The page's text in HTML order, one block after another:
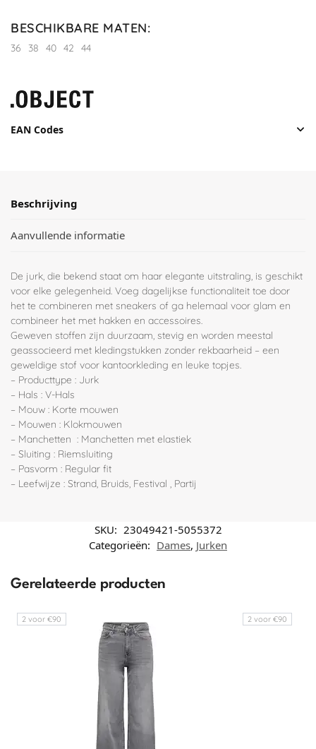
BESCHIKBARE MATEN:
36 38 40 42 44
EAN Codes
Beschrijving
Aanvullende informatie
De jurk, die bekend staat om haar elegante uitstraling, is geschikt
voor elke gelegenheid. Voeg dagelijkse functionaliteit toe door
het te combineren met sneakers of ga helemaal voor glam en
combineer het met hakken en accessoires.
Geweven stoffen zijn duurzaam, stevig en worden meestal
geassocieerd met kledingstukken zonder rekbaarheid – een
geweldige stof voor kantoorkleding en leuke topjes.
– Producttype : Jurk
– Hals : V-Hals
– Mouw : Korte mouwen
– Mouwen : Klokmouwen
– Manchetten : Manchetten met elastiek
– Sluiting : Riemsluiting
– Pasvorm : Regular fit
– Leefwijze : Strand, Bruids, Festival , Partij
SKU: 23049421-5055372
Categorieën: Dames, Jurken
Gerelateerde producten
2 voor €90 2 voor €90